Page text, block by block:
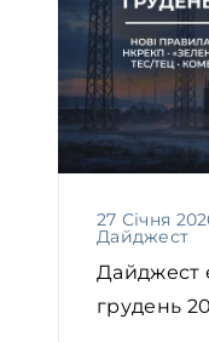
27 Січня
Дайджест
Дайджест
грудень